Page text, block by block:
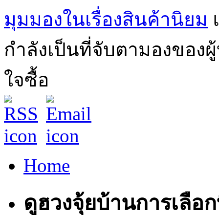
มุมมองในเรื่องสินค้านิยม
กำลังเป็นที่จับตามองขอ
ใจซื้อ
Home
ดูฮวงจุ้ยบ้านการเลือ